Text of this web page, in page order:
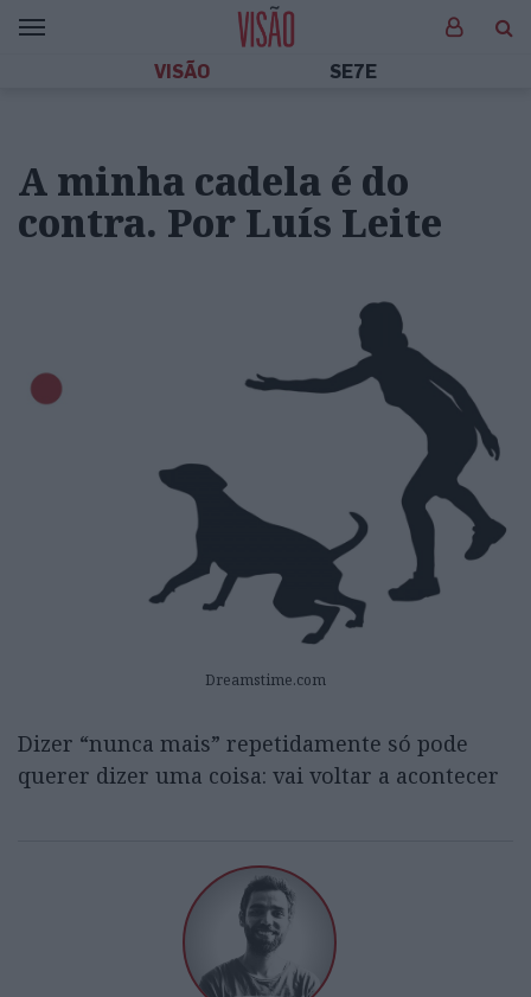
VISÃO SE7E
A minha cadela é do
contra. Por Luís Leite
Dreamstime.com
Dizer “nunca mais” repetidamente só pode
querer dizer uma coisa: vai voltar a acontecer